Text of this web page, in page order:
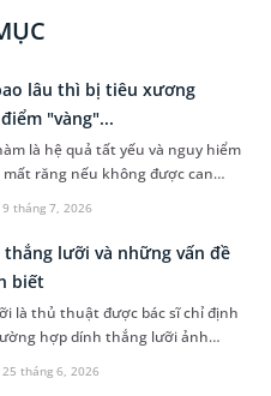
tháng 7, 2026
lâu thì bị tiêu xương
"vàng"...
là hệ quả tất yếu và nguy hiểm
răng nếu không được can
Nhiều bệnh nhân thường băn
bao lâu thì bị tiêu xương hàm
nào ngăn chặn quá trình này?
cung cấp những kiến thức nha
về quá trình tiêu xương, đồng
thời điểm "vàng" để trồng răng
chức năng ăn nhai và thẩm mỹ
bạn.
tháng 6, 2026
thắng lưỡi và những vấn đề
biết
là thủ thuật được bác sĩ chỉ định
hợp dính thắng lưỡi ảnh
năng vận động lưỡi. Bên cạnh
trị, nhiều phụ huynh vẫn băn